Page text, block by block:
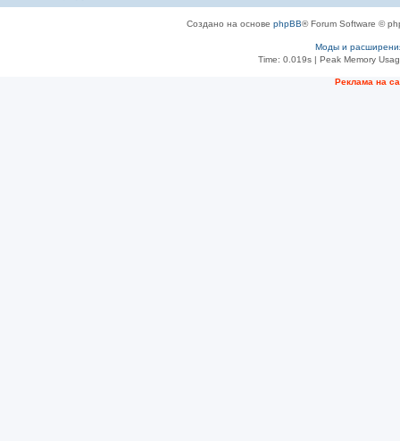
Создано на основе phpBB® Forum Software ©
Моды и
Time: 0.019s| Peak Memory
Рeклама на